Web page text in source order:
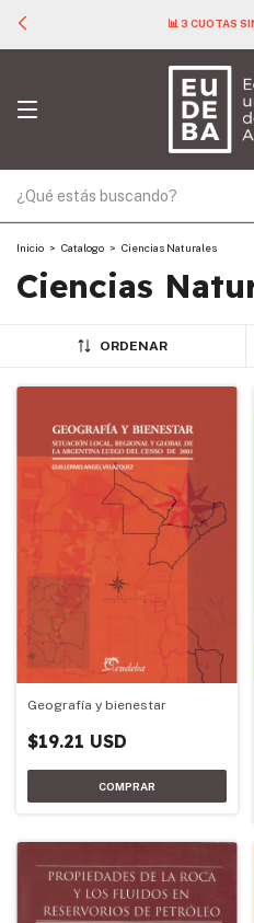
📊 3 CUOTAS
Inicio > Catalogo > Ciencias Naturales
Ciencias
ORDENAR
Geografía y bienestar
$19.21 USD